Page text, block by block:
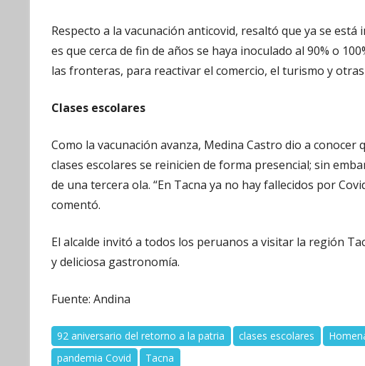
Respecto a la vacunación anticovid, resaltó que ya se
es que cerca de fin de años se haya inoculado al 90% o
las fronteras, para reactivar el comercio, el turismo y otras
Clases escolares
Como la vacunación avanza, Medina Castro dio a
clases escolares se reinicien de forma presencial; sin
de una tercera ola. “En Tacna ya no hay fallecidos por
comentó.
El alcalde invitó a todos los peruanos a visitar la región
y deliciosa gastronomía.
Fuente: Andina
92 aniversario del retorno a la patria clases escolares
pandemia Covid
Tacna